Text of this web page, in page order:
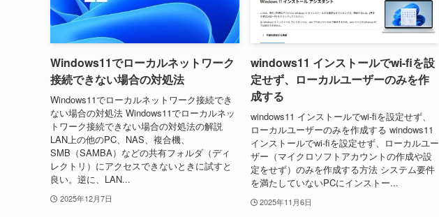
Windows11でローカルネットワーク
接続できない場合の対処法
Windows11でローカルネットワーク接続でき
ない場合の対処法 Windows11でローカルネッ
トワーク接続できない場合の対処法の解説
LAN上の他のPC、NAS、複合機、
SMB（SAMBA）などの共有フォルダ（ディ
レクトリ）にアクセスできないときに試すと
良い。逆に、LAN...
2025年12月7日
windows11 インストールでwi-fiを設
定せず、ローカルユーザーのみを作
成する
windows11 インストールでwi-fiを設定せず、
ローカルユーザーのみを作成する windows11
インストールでwi-fiを設定せず、ローカルユー
ザー（マイクロソフトアカウントの作成や設
定をせず）のみを作成する方法 システム要件
を満たしていないPCにインストー...
2025年11月6日